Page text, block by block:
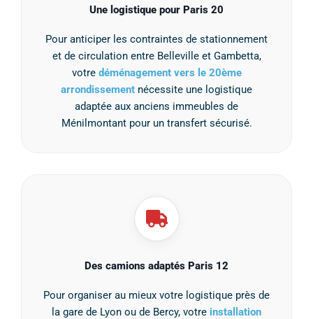
Une logistique pour Paris 20
Pour anticiper les contraintes de stationnement
et de circulation entre Belleville et Gambetta,
votre déménagement vers le 20ème
arrondissement nécessite une logistique
adaptée aux anciens immeubles de
Ménilmontant pour un transfert sécurisé.
Des camions adaptés Paris 12
Pour organiser au mieux votre logistique près de
la gare de Lyon ou de Bercy, votre installation